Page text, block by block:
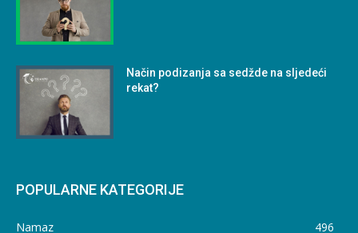
Način podizanja sa sedžde na sljedeći
rekat?
POPULARNE KATEGORIJE
Namaz
496